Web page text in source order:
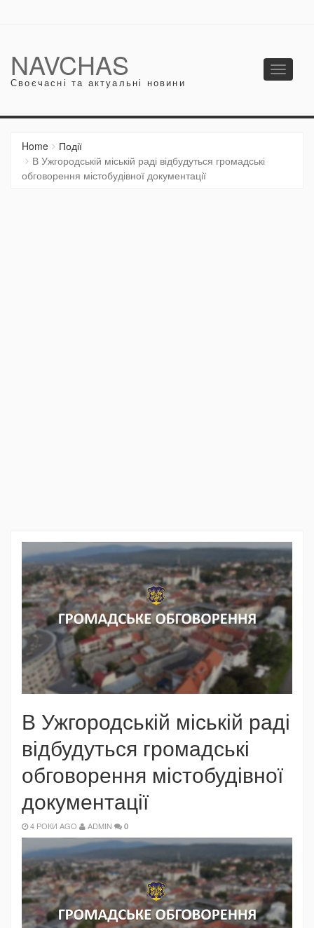
NAVCHAS
Своєчасні та актуальні новини
Toggle
Home
Події
В Ужгородській міській раді відбудуться громадські
обговорення містобудівної документації
В Ужгородській міській раді
відбудуться громадські
обговорення містобудівної
документації
4 РОКИ AGO ADMIN 0